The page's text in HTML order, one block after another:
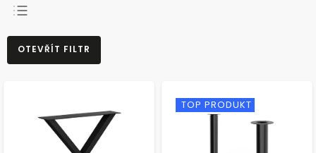
NEJPRODÁVANĚJŠÍ
NEJLEVNĚJŠÍ
OTEVŘÍT FILTR
TOP PRODUKT